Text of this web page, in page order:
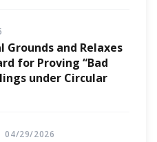
Grounds and Relaxes
for Proving “Bad
under Circular
04/29/2026